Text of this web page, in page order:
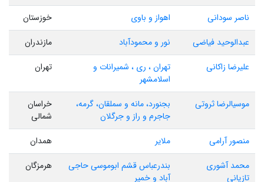
ناصر سودانی
اهواز و باوی
خوزستان
عبدالوحید فیاضی
نور و محمودآباد
مازندران
علیرضا زاکانی
تهران ، ری ، شمیرانات و
اسلامشهر
تهران
موسیالرضا ثروتی
بجنورد، مانه و سملقان، گرمه،
جاجرم و راز و جرگلان
خراسان
شمالی
منصور آرامی
ملایر
همدان
محمد آشوری
تازیانی
بندرعباس قشم ابوموسی حاجی
آباد و خمیر
هرمزگان